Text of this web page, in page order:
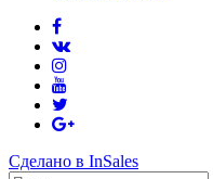
Сделано в InSales